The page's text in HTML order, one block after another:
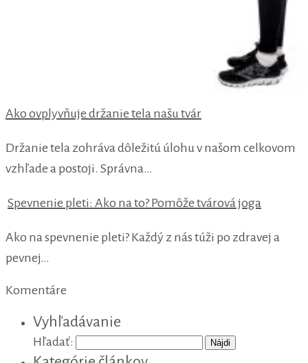
Ako ovplyvňuje držanie tela našu tvár
Držanie tela zohráva dôležitú úlohu v našom celkovom
vzhľade a postoji. Správna…
Spevnenie pleti: Ako na to? Pomôže tvárová joga
Ako na spevnenie pleti? Každý z nás túži po zdravej a
pevnej…
Komentáre
Vyhľadávanie
Hľadať: